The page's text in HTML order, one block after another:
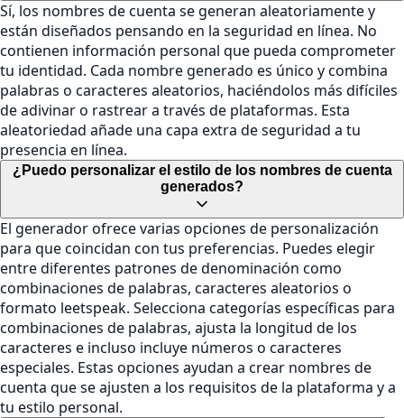
Sí, los nombres de cuenta se generan aleatoriamente y
están diseñados pensando en la seguridad en línea. No
contienen información personal que pueda comprometer
tu identidad. Cada nombre generado es único y combina
palabras o caracteres aleatorios, haciéndolos más difíciles
de adivinar o rastrear a través de plataformas. Esta
aleatoriedad añade una capa extra de seguridad a tu
presencia en línea.
¿Puedo personalizar el estilo de los nombres de cuenta
generados?
El generador ofrece varias opciones de personalización
para que coincidan con tus preferencias. Puedes elegir
entre diferentes patrones de denominación como
combinaciones de palabras, caracteres aleatorios o
formato leetspeak. Selecciona categorías específicas para
combinaciones de palabras, ajusta la longitud de los
caracteres e incluso incluye números o caracteres
especiales. Estas opciones ayudan a crear nombres de
cuenta que se ajusten a los requisitos de la plataforma y a
tu estilo personal.